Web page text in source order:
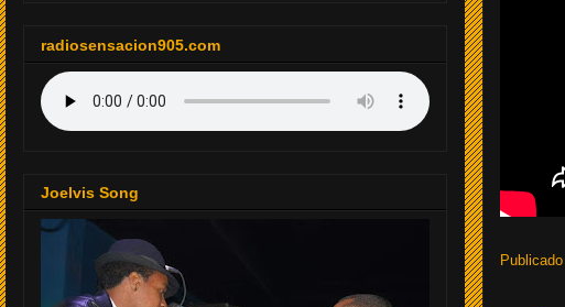
radiosensacion905.com
Joelvis Song